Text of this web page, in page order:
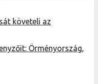
követeli az
Örményország,